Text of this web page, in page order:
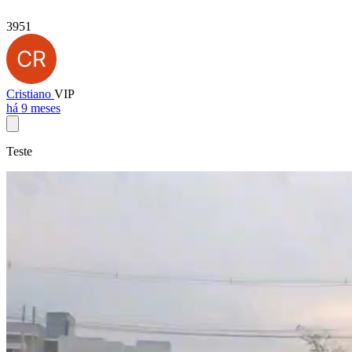
3951
Cristiano VIP
há 9 meses
Teste